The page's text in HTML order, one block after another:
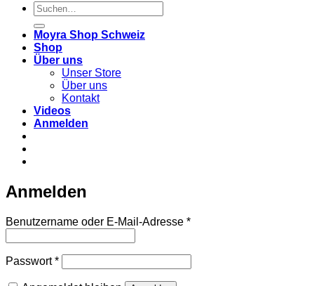
Suchen
nach:
Moyra Shop Schweiz
Shop
Über uns
Unser Store
Über uns
Kontakt
Videos
Anmelden
Anmelden
Benutzername oder E-Mail-Adresse *Erforderlich
Passwort*Erforderlich